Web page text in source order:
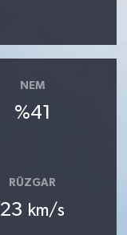
NEM
%41
RÜZGAR
23 km/s